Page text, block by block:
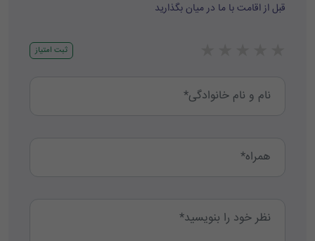
قبل از اقامت با ما در میان بگذارید
ثبت امتیاز